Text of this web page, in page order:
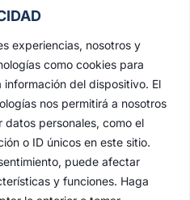
experiencias, nosotros y
como cookies para
del dispositivo. El
nos permitirá a nosotros
datos personales, como el
o ID únicos en este sitio.
puede afectar
y funciones. Haga